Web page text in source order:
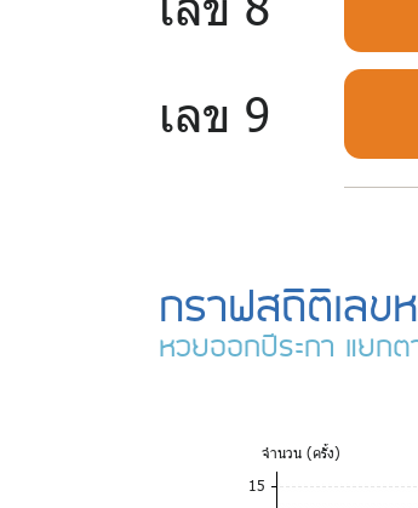
เลข 9
กราฟสถิติเล
หวยออกปีระกา แยก
จำนวน (ครั้ง)
15